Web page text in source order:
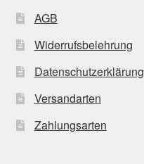
AGB
Widerrufsbelehrung
Datenschutzerklärung
Versandarten
Zahlungsarten